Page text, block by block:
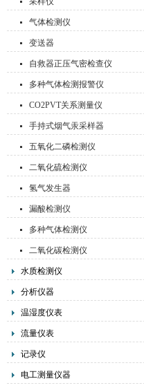
气体检测仪
变送器
自救器正压气密检查仪
多种气体检测报警仪
CO2PVT关系测量仪
手持式烟气汞采样器
五氧化二磷检测仪
二氧化硫检测仪
氢气发生器
漏酸检测仪
多种气体检测仪
二氧化碳检测仪
水质检测仪
分析仪器
温湿度仪表
流量仪表
记录仪
电工测量仪器